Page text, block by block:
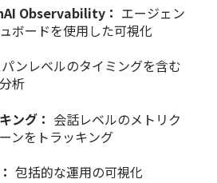
Observability： エージェン
ボードを使用した可視化
ンレベルのタイミングを含む
析
ング： 会話レベルのメトリク
ンをトラッキング
包括的な運用の可視化